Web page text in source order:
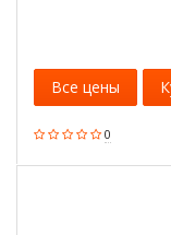
0
Все цены